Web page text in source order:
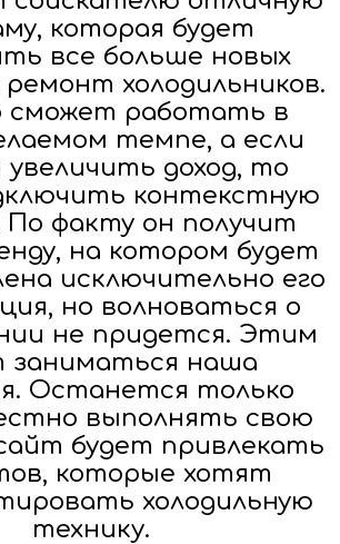
которая будет
все больше новых
ремонт холодильников.
сможет работать в
темпе, а если
увеличить доход, то
контекстную
По факту он получит
на котором будет
исключительно его
но волноваться о
не придется. Этим
заниматься наша
Останется только
выполнять свою
будет привлекать
которые хотят
холодильную
технику.